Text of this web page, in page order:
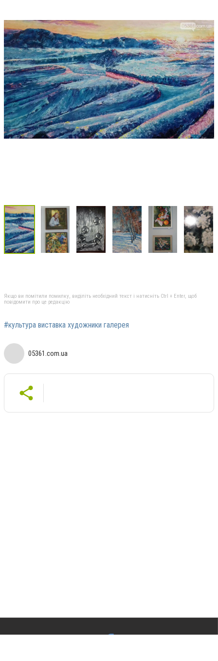
Якщо ви помітили помилку, виділіть необхідний текст і натисніть Ctrl + Enter, щоб
повідомити про це редакцію
#культура виставка художники галерея
05361.com.ua